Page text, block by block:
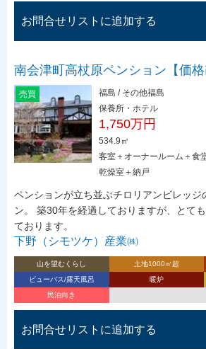
お問合せリストに追加する
南会津町高杖原ペンション【価格
売買
福島 / その他福島
保養所・ホテル
1,750万円
534.9㎡
客室＋オーナールーム＋食
乾燥室＋納戸
ペンションが立ち並ぶチロリアンビレッジ
ン。 築30年を経過しておりますが、とて
ております。
下野（シモツケ）産業㈱
山を望むくらし 土地1000㎡超
ビューバス/露天風呂
暖炉
民泊向き
お問合せリストに追加する